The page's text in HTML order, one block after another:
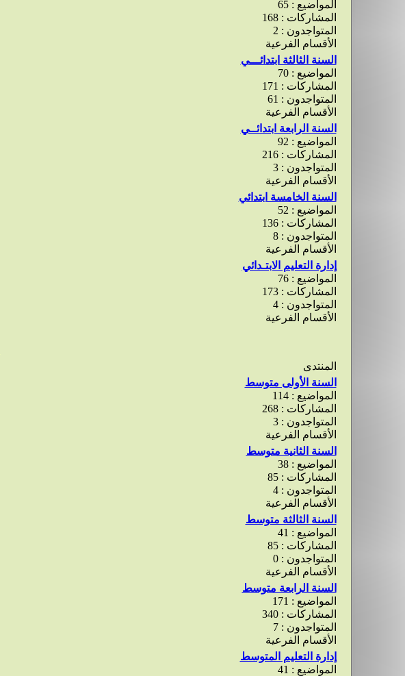
المواضيع : 65
المشاركات : 168
المتواجدون : 2
الأقسام الفرعية
السنة الثالثة ابتدائـــي
المواضيع : 70
المشاركات : 171
المتواجدون : 61
الأقسام الفرعية
السنة الرابعة ابتدائــي
المواضيع : 92
المشاركات : 216
المتواجدون : 3
الأقسام الفرعية
السنة الخامسة ابتدائي
المواضيع : 52
المشاركات : 136
المتواجدون : 8
الأقسام الفرعية
إدارة التعليم الابتـدائي
المواضيع : 76
المشاركات : 173
المتواجدون : 4
الأقسام الفرعية
المنتدى
السنة الأولى متوسط
المواضيع : 114
المشاركات : 268
المتواجدون : 3
الأقسام الفرعية
السنة الثانية متوسط
المواضيع : 38
المشاركات : 85
المتواجدون : 4
الأقسام الفرعية
السنة الثالثة متوسط
المواضيع : 41
المشاركات : 85
المتواجدون : 0
الأقسام الفرعية
السنة الرابعة متوسط
المواضيع : 171
المشاركات : 340
المتواجدون : 7
الأقسام الفرعية
إدارة التعليم المتوسط
المواضيع : 41